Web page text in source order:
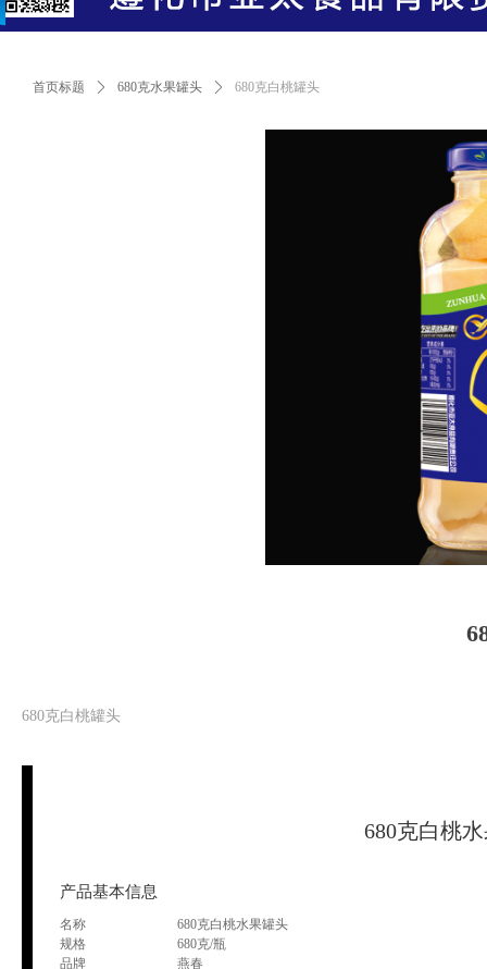
首页标题 ꄲ 680克水果罐头 ꄲ 680克白桃罐头
680克白桃罐头
680克白桃
产品基本信息
名称
680克白桃水果罐头
规格
680克/瓶
品牌
燕春